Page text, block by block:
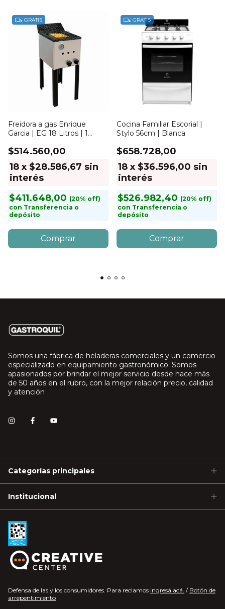
GRATIS
Freidora a gas Enrique
Garcia | EG 18 Litros | 1
$514.560,00
18 x $28.586,67 sin
interés
$411.648,00
con Transferencia o
depósito
GRATIS
Cocina Familiar Escorial |
Stylo 56cm | Blanca
$658.728,00
18 x $36.596,00 sin
interés
$526.982,40
con Transferencia o
depósito
Somos una fábrica de heladeras comerciales y un comercio
especializado en equipamiento gastronómico. Somos
apasionados por brindar el mejor servicio desde hace más
de 50 años en el rubro, con la mejor relación precio, calidad
y atención
Categorías principales
Institucional
Defensa de las y los consumidores. Para reclamos ingresá acá. / Botón de
arrepentimiento